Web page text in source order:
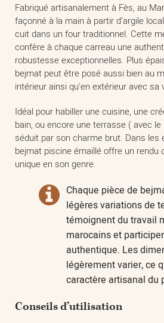
Fabriqué artisanalement à Fès, au
façonné à la main à partir d’argile
cuit dans un four traditionnel. Cette
confère à chaque carreau une
robustesse exceptionnelles. Plus
bejmat peut être posé aussi bien au
intérieur ainsi qu'en extérieur avec sa
Idéal pour habiller une cuisine, une
bain, ou encore une terrasse ( avec
séduit par son charme brut. Dans les
bejmat piscine émaillé offre un rendu
unique en son genre.
Chaque pièce de
légères variations de
témoignent du travail
marocains et
authentique. Les
légèrement varier, ce
caractère artisanal du
Conseils d’utilisation